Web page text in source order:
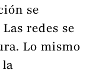
se
redes se
Lo mismo
la